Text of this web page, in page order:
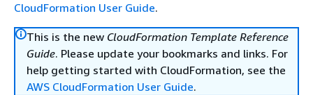
CloudFormation User Guide.
This is the new CloudFormation Template Reference
Guide. Please update your bookmarks and links. For
help getting started with CloudFormation, see the
AWS CloudFormation User Guide.